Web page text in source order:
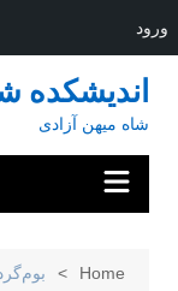
ورود
content
اندیشکده
شاه میهن آزادی
Home